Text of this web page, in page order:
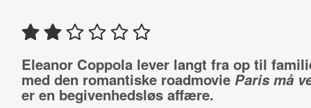
Eleanor Coppola lever langt fra op til
med den romantiske roadmovie Paris må
er en begivenhedsløs affære.